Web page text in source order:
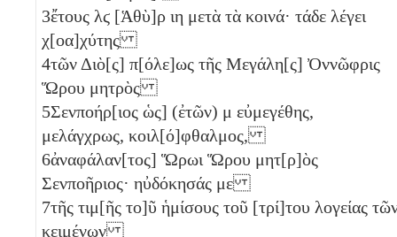
3ἔτους λϛ [Ἁθὺ]ρ ιη μετὰ τὰ κοινά· τάδε λέγει
χ[οα]χύτης
4τῶν Διὸ[ς] π[όλε]ως τῆς Μεγάλη[ς] Ὀννῶφρις
Ὥρου μητρὸς
5Σενποήρ[ιος ὡς] (ἐτῶν) μ εὐμεγέθης,
μελάγχρως, κοιλ[ό]φθαλμος,
6ἀναφάλαν[τος] Ὥρωι Ὥρου μητ[ρ]ὸς
Σενποῆριος· ηὐδόκησάς με
7τῆς τιμ[ῆς το]ῦ ἡμίσους τοῦ [τρί]του λογείας
κειμένων